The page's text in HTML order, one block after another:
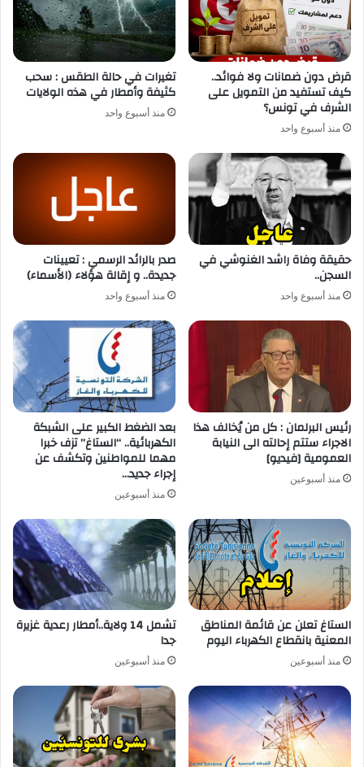
قرض دون ضمانات ولا فوائد..
كيف تستفيد من التمويل على
الشرف في تونس؟
منذ أسبوع واحد
تغيرات في حالة الطقس : سحب
كثيفة وأمطار في هذه الولايات
منذ أسبوع واحد
حقيقة وفاة راشد الغنوشي في
السجن..
منذ أسبوع واحد
صدر بالرائد الرسمي : تعيينات
جديدة.. و إقالة هؤلاء (الأسماء)
منذ أسبوع واحد
رئيس البرلمان : كل من يُخالف هذا
الاجراء ستتم إحالته الى النيابة
العمومية [فيديو]
منذ أسبوعين
بعد الضغط الكبير على الشبكة
الكهربائية.. “الستاغ” تزف خبرا
مهما للمواطنين وتكشف عن
إجراء جديد…
منذ أسبوعين
الستاغ تعلن عن قائمة المناطق
المعنية بانقطاع الكهرباء اليوم
منذ أسبوعين
تشمل 14 ولاية..أمطار رعدية غزيرة
جدا
منذ أسبوعين